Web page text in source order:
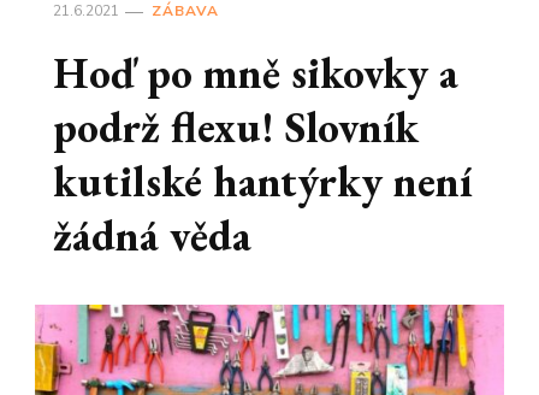
21.6.2021 ZÁBAVA
Hoď po mně sikovky a
podrž flexu! Slovník
kutilské hantýrky není
žádná věda